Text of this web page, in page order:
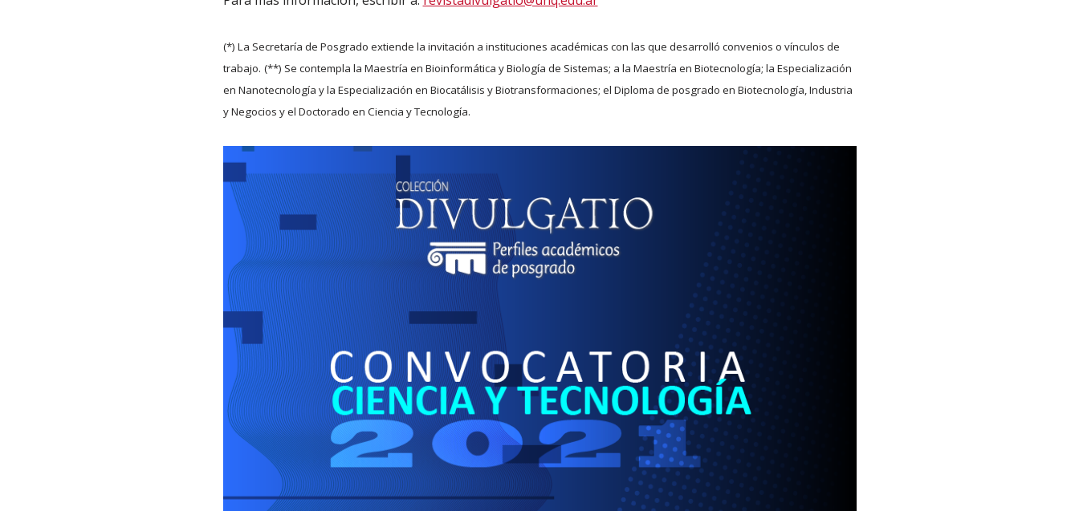
(*) La Secretaría de Posgrado extiende la invitación a instituciones académicas con las que desarrolló convenios o vínculos de
trabajo. (**) Se contempla la Maestría en Bioinformática y Biología de Sistemas; a la Maestría en Biotecnología; la Especialización
en Nanotecnología y la Especialización en Biocatálisis y Biotransformaciones; el Diploma de posgrado en Biotecnología, Industria
y Negocios y el Doctorado en Ciencia y Tecnología.